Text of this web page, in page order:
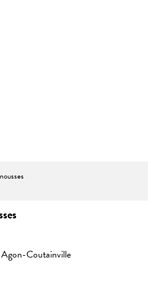
Coutainville